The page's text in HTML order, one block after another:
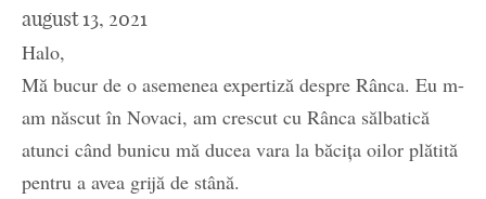
august 13, 2021
Halo,
Mă bucur de o asemenea expertiză despre Rânca. Eu m-
am născut în Novaci, am crescut cu Rânca sălbatică
atunci când bunicu mă ducea vara la băcița oilor plătită
pentru a avea grijă de stână.